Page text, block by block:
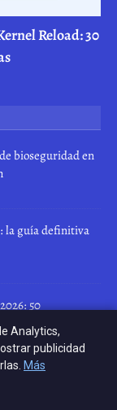
Reload: 30
bioseguridad en
la guía definitiva
50
Analytics,
publicidad
Más